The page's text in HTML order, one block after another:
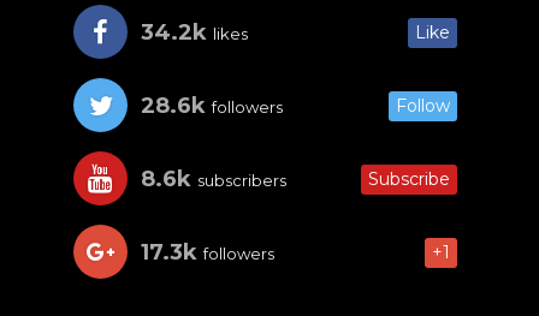
34.2k likes Like
28.6k followers Follow
8.6k subscribers Subscribe
17.3k followers +1